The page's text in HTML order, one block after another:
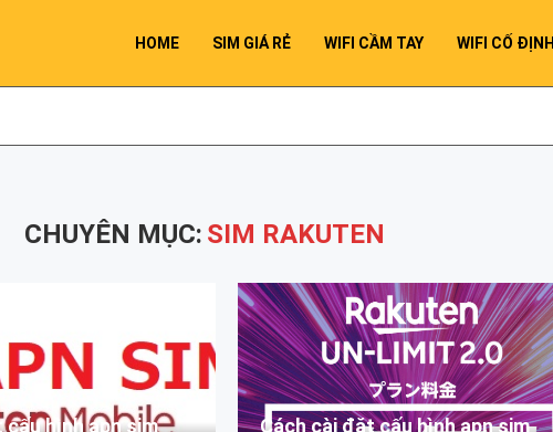
HOME SIM GIÁ RẺ WIFI CẦM TAY WIFI CỐ ĐỊNH
CHUYÊN MỤC: SIM RAKUTEN
hình apn sim
Cách cài đặt cấu hình apn sim